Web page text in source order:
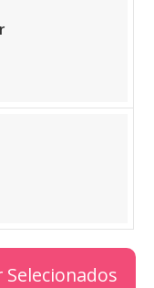
Selecionados